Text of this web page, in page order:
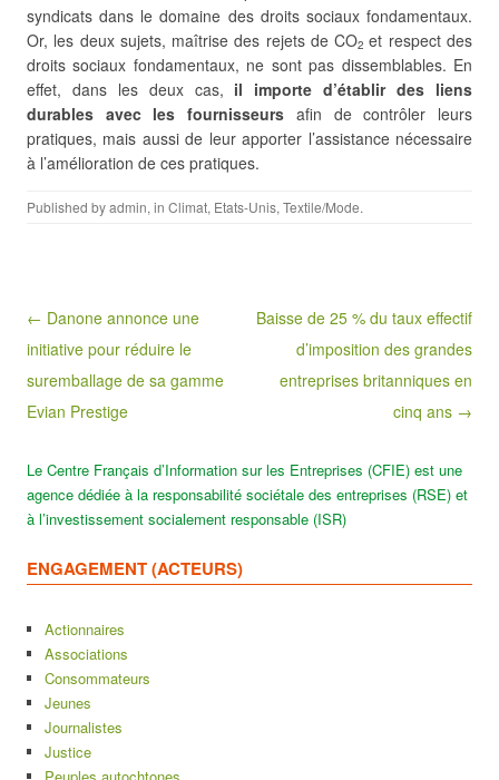
syndicats dans le domaine des droits sociaux fondamentaux.
Or, les deux sujets, maîtrise des rejets de CO2 et respect des
droits sociaux fondamentaux, ne sont pas dissemblables. En
effet, dans les deux cas, il importe d’établir des liens
durables avec les fournisseurs afin de contrôler leurs
pratiques, mais aussi de leur apporter l’assistance nécessaire
à l’amélioration de ces pratiques.
Published byadmin, in Climat, Etats-Unis, Textile/Mode.
Post navigation
← Danone annonce une
initiative pour réduire le
suremballage de sa gamme
Evian Prestige
Baisse de 25 % du taux effectif
d’imposition des grandes
entreprises britanniques en
cinq ans →
Le Centre Français d’Information sur les Entreprises (CFIE) est une
agence dédiée à la responsabilité sociétale des entreprises (RSE) et
à l’investissement socialement responsable (ISR)
ENGAGEMENT (ACTEURS)
Actionnaires
Associations
Consommateurs
Jeunes
Journalistes
Justice